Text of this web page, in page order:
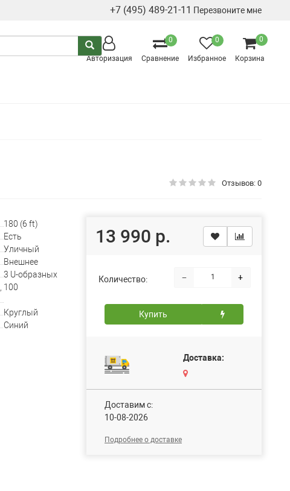
+7 (495) 489-21-11 Перезвоните мне
Авторизация
0
Сравнение
0
Избранное
0
Корзина
Отзывов: 0
180 (6 ft)
Есть
Уличный
Внешнее
3 U-образных
100
Круглый
Синий
13 990 р.
Количество: − +
Купить
Доставка:
Доставим c:
10-08-2026
Подробнее о доставке